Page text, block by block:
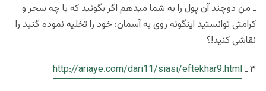
ـ من دوچند آن پول را به شما میدهم اگر بگوئید که با چه سحر و
کرامتی توانستید اینگونه روی به آسمان؛ خود را تخلیه نموده گنبد را
نقاشی کنید!؟
۳ ـ http://ariaye.com/dari11/siasi/eftekhar9.html